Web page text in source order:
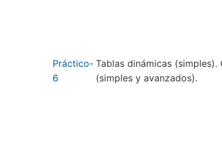
Práctico-
6
Tablas dinámicas
(simples y avanzados).